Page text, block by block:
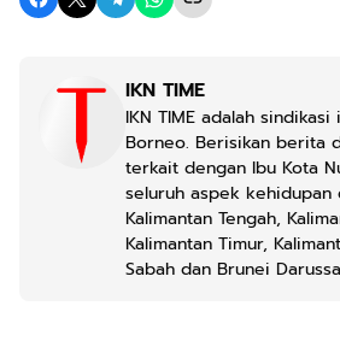
IKN TIME
IKN TIME adalah
Borneo. Berisikan berita
terkait dengan Ibu Kota
seluruh aspek kehidupan
Kalimantan Tengah,
Kalimantan Timur,
Sabah dan Brunei